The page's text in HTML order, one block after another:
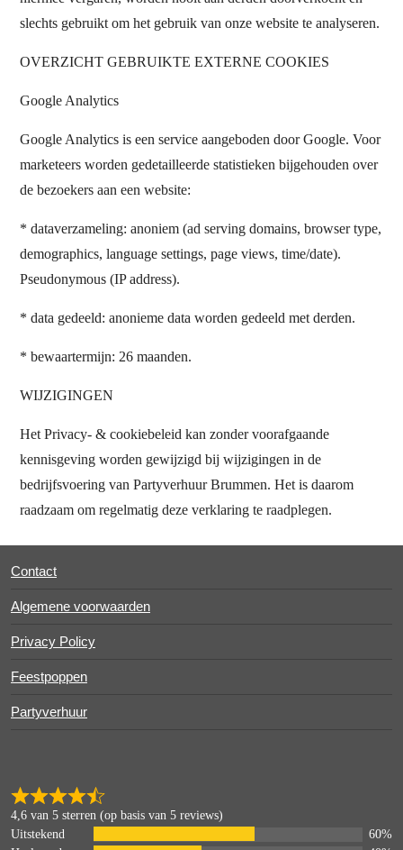
slechts gebruikt om het gebruik van onze website te analyseren.
OVERZICHT GEBRUIKTE EXTERNE COOKIES
Google Analytics
Google Analytics is een service aangeboden door Google. Voor
marketeers worden gedetailleerde statistieken bijgehouden over
de bezoekers aan een website:
* dataverzameling: anoniem (ad serving domains, browser type,
demographics, language settings, page views, time/date).
Pseudonymous (IP address).
* data gedeeld: anonieme data worden gedeeld met derden.
* bewaartermijn: 26 maanden.
WIJZIGINGEN
Het Privacy- & cookiebeleid kan zonder voorafgaande
kennisgeving worden gewijzigd bij wijzigingen in de
bedrijfsvoering van Partyverhuur Brummen. Het is daarom
raadzaam om regelmatig deze verklaring te raadplegen.
Contact
Algemene voorwaarden
Privacy Policy
Feestpoppen
Partyverhuur
4,6 van 5 sterren (op basis van 5 reviews)
Uitstekend
60%